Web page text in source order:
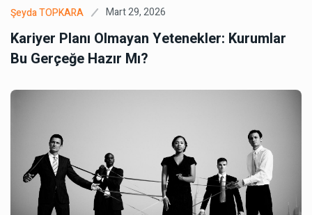
Şeyda TOPKARA Mart 29, 2026
Kariyer Planı Olmayan Yetenekler: Kurumlar
Bu Gerçeğe Hazır Mı?